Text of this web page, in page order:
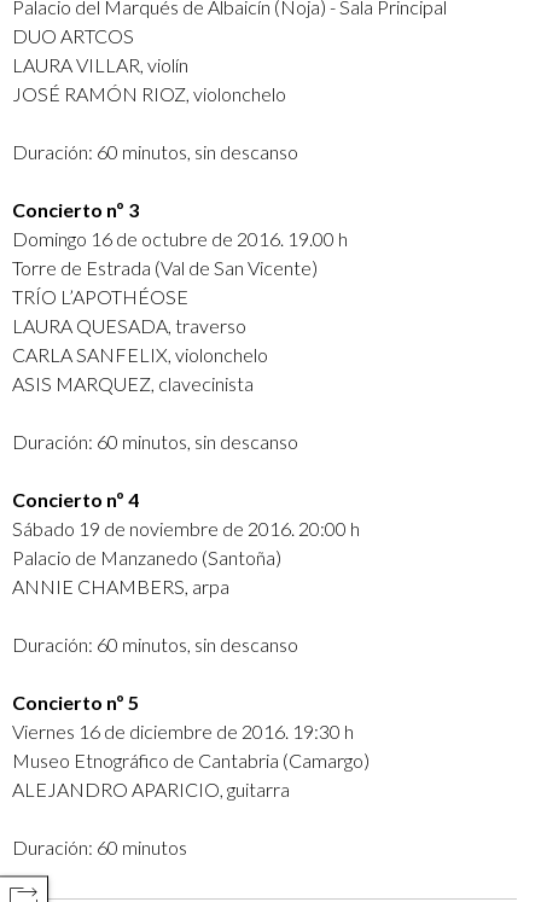
Palacio del Marqués de Albaicín (Noja) - Sala Principal
DUO ARTCOS
LAURA VILLAR, violín
JOSÉ RAMÓN RIOZ, violonchelo
Duración: 60 minutos, sin descanso
Concierto nº 3
Domingo 16 de octubre de 2016. 19.00 h
Torre de Estrada (Val de San Vicente)
TRÍO L’APOTHÉOSE
LAURA QUESADA, traverso
CARLA SANFELIX, violonchelo
ASIS MARQUEZ, clavecinista
Duración: 60 minutos, sin descanso
Concierto nº 4
Sábado 19 de noviembre de 2016. 20:00 h
Palacio de Manzanedo (Santoña)
ANNIE CHAMBERS, arpa
Duración: 60 minutos, sin descanso
Concierto nº 5
Viernes 16 de diciembre de 2016. 19:30 h
Museo Etnográfico de Cantabria (Camargo)
ALEJANDRO APARICIO, guitarra
Duración: 60 minutos